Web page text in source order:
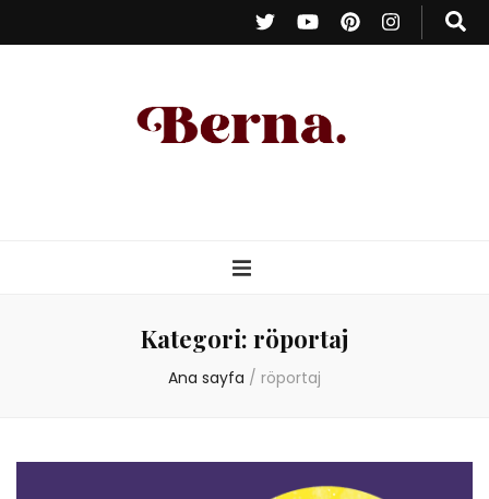
– Kişisel Blog
Kategori: röportaj
Ana sayfa / röportaj